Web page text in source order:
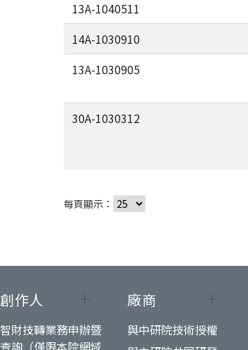
13A-1040511
14A-1030910
13A-1030905
30A-1030312
每頁顯示：
創作人
智財技轉業務申辦暨
查詢（僅限本院網域
廠商
與中研院技術授權